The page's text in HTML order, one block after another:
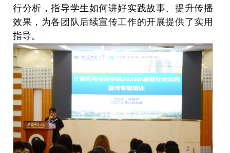
行分析，指导学生如何讲好实践故事、提升传播
效果，为各团队后续宣传工作的开展提供了实用
指导。